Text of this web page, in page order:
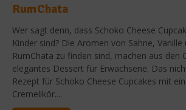
RumChata
Wer sagt denn, dass Schoko Cheese
Kinder sind? Die Aromen von Sahne,
RumChata zu finden sind, machen aus den
elegantes Dessert für Erwachsene. Das
Rezept für Schoko Cheese Cupcakes mit
Cremelikör....